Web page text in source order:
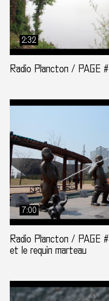
2:32
Radio Plancton / PAGE
7:00
Radio Plancton / PAGE
et le requin marteau